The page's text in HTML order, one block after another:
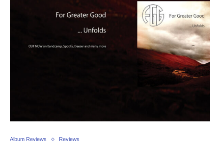
Album Reviews Reviews